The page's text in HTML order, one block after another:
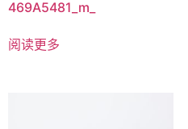
469A5481_m_
阅读更多